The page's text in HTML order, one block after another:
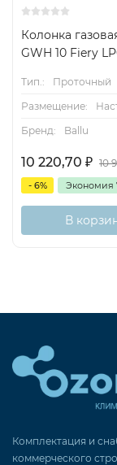
Колонка
GWH 10 Fiery
Тип.:
Проточный
Размещение:
Бренд:
Ballu
10 220,70 ₽ 10
- 6% Экономия
В
Комплектация и
коммерческого